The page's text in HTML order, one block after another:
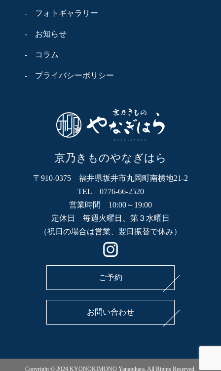
- フォトギャラリー
- お知らせ
- コラム
- プライバシーポリシー
京乃きものやなぎはら
〒910-0375 福井県坂井市丸岡町南横地21-2
TEL 0776-66-2520
営業時間 10:00～19:00
定休日 毎週火曜日、第３水曜日
（祝日の場合は営業、翌日振替で休み）
ご予約
お問い合わせ
Copyright © 2024 KYONOKIMONO Yanagihara. All Rights Reserved.